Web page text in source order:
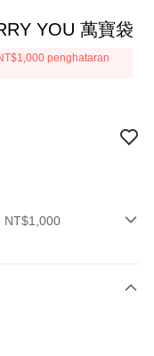
YOU 萬寶袋
penghataran
NT$1,000